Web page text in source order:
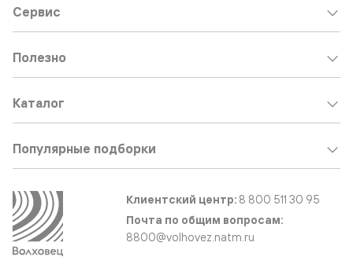
Сервис
Полезно
Каталог
Популярные подборки
Клиентский центр: 8 800 511 30 95
Почта по общим вопросам:
8800@volhovez.natm.ru